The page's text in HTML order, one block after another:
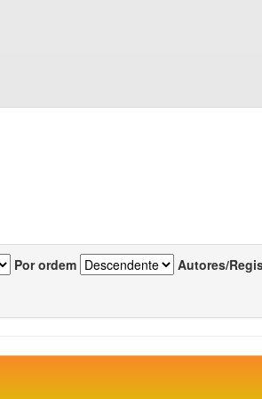
Por ordem Autores/